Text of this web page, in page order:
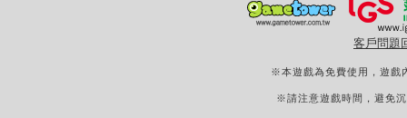
客戶問題
※本遊戲為免費使用，遊戲
※請注意遊戲時間，避免